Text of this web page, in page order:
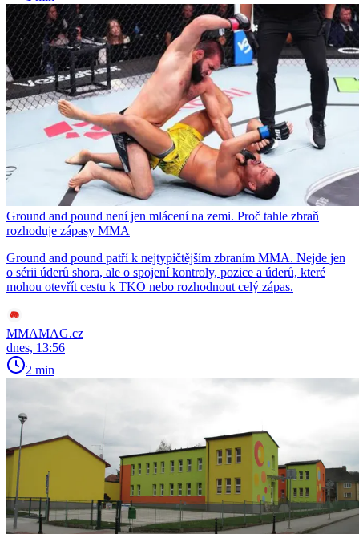
Ground and pound není jen mlácení na zemi. Proč tahle zbraň
rozhoduje zápasy MMA
Ground and pound patří k nejtypičtějším zbraním MMA. Nejde jen
o sérii úderů shora, ale o spojení kontroly, pozice a úderů, které
mohou otevřít cestu k TKO nebo rozhodnout celý zápas.
MMAMAG.cz
dnes, 13:56
2 min